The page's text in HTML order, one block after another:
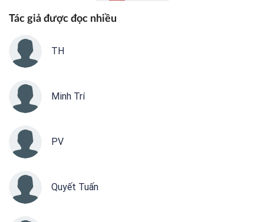
Tác giả được đọc nhiều
TH
Minh Trí
PV
Quyết Tuấn